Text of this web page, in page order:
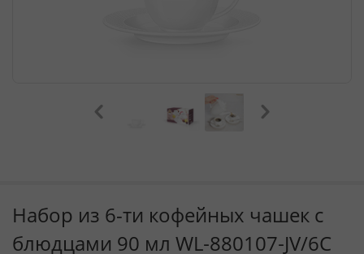
Набор из 6-ти кофейных чашек с
блюдцами 90 мл WL‑880107‑JV/6C